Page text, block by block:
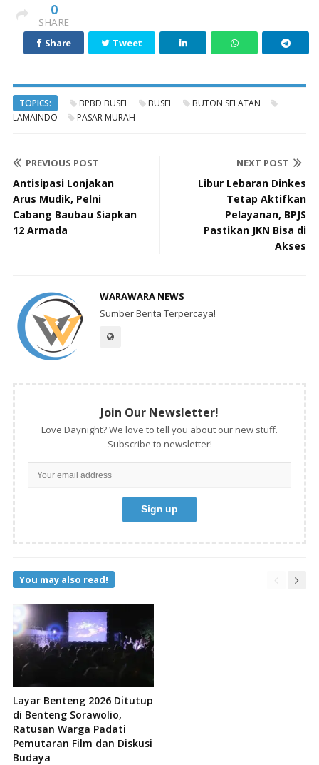
0
SHARE
Share
Tweet
TOPICS: BPBD BUSEL BUSEL
BUTON SELATAN
LAMAINDO
PASAR MURAH
PREVIOUS POST
Antisipasi Lonjakan
Arus Mudik, Pelni
Cabang Baubau Siapkan
12 Armada
NEXT POST
Libur Lebaran Dinkes
Tetap Aktifkan
Pelayanan, BPJS
Pastikan JKN Bisa di
Akses
WARAWARA NEWS
Sumber Berita Terpercaya!
Join Our Newsletter!
Love Daynight? We love to tell you about our new stuff.
Subscribe to newsletter!
You may also read!
Layar Benteng 2026 Ditutup
di Benteng Sorawolio,
Ratusan Warga Padati
Pemutaran Film dan Diskusi
Budaya